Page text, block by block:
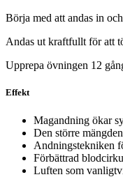
Börja med att andas in
Andas ut kraftfullt för att
Upprepa övningen 12
Effekt
Magandning ökar
Den större
Andningstekniken
Förbättrad
Luften som